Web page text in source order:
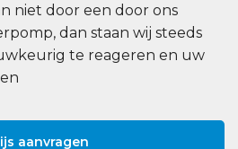
niet door een door ons
dan staan ​​wij steeds
te reageren en uw
aanvragen